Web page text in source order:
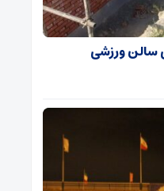
سالن ورزشی